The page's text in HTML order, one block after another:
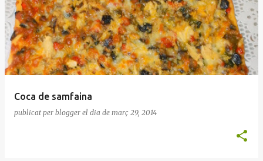
Coca de samfaina
publicat per blogger el dia de març 29, 2014